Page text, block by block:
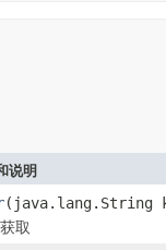
说明
(java.lang.String
取